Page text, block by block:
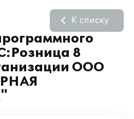
8
ООО
К списку